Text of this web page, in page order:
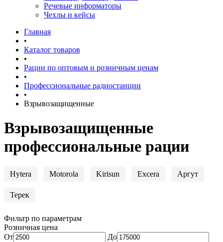
Речевые информаторы
Чехлы и кейсы
Главная
•
Каталог товаров
•
Рации по оптовым и розничным ценам
•
Профессиональные радиостанции
•
Взрывозащищенные
Взрывозащищенные
профессиональные рации
Hytera Motorola Kirisun Excera Аргут
Терек
Фильтр по параметрам
Розничная цена
От
До